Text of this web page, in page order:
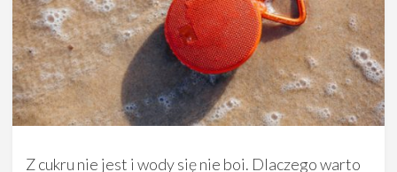
Z cukru nie jest i wody się nie boi. Dlaczego warto